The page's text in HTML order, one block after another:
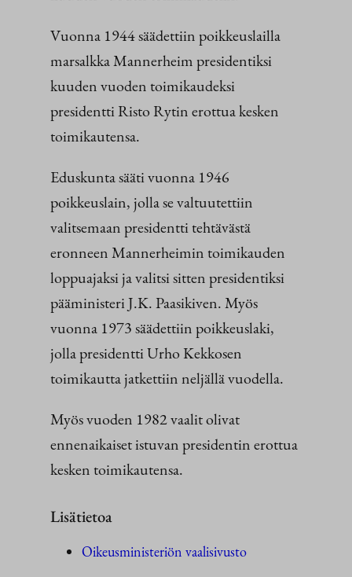
Vuonna 1944 säädettiin poikkeuslailla
marsalkka Mannerheim presidentiksi
kuuden vuoden toimikaudeksi
presidentti Risto Rytin erottua kesken
toimikautensa.
Eduskunta sääti vuonna 1946
poikkeuslain, jolla se valtuutettiin
valitsemaan presidentti tehtävästä
eronneen Mannerheimin toimikauden
loppuajaksi ja valitsi sitten presidentiksi
pääministeri J.K. Paasikiven. Myös
vuonna 1973 säädettiin poikkeuslaki,
jolla presidentti Urho Kekkosen
toimikautta jatkettiin neljällä vuodella.
Myös vuoden 1982 vaalit olivat
ennenaikaiset istuvan presidentin erottua
kesken toimikautensa.
Lisätietoa
Oikeusministeriön vaalisivusto